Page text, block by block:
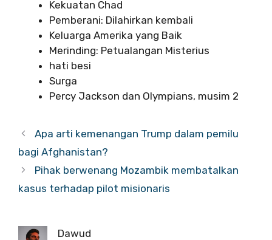
Kekuatan Chad
Pemberani: Dilahirkan kembali
Keluarga Amerika yang Baik
Merinding: Petualangan Misterius
hati besi
Surga
Percy Jackson dan Olympians, musim 2
Apa arti kemenangan Trump dalam pemilu
bagi Afghanistan?
Pihak berwenang Mozambik membatalkan
kasus terhadap pilot misionaris
Dawud